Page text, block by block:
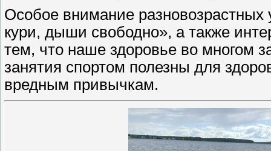
Особое внимание разновозрастных
кури, дыши свободно», а также
тем, что наше здоровье во многом
занятия спортом полезны для
вредным привычкам.